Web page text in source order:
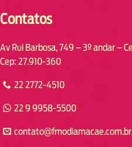
Contatos
Av Rui Barbosa, 749 – 3º andar –
Cep: 27.910-360
22 2772-4510
22 9 9958-5500
contato@fmodiamacae.com.br